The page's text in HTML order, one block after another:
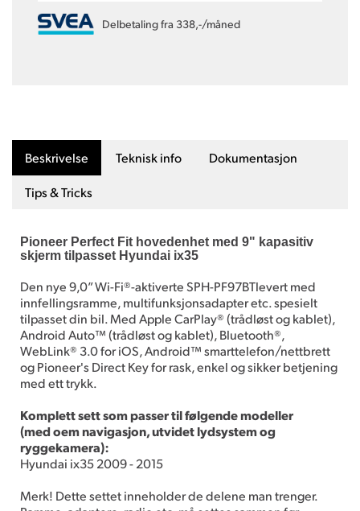
Delbetaling fra 338,-/måned
Beskrivelse Teknisk info Dokumentasjon
Tips & Tricks
Pioneer Perfect Fit hovedenhet med 9" kapasitiv
skjerm tilpasset Hyundai ix35
Den nye 9,0” Wi-Fi®-aktiverte SPH-PF97BTlevert med
innfellingsramme, multifunksjonsadapter etc. spesielt
tilpasset din bil. Med Apple CarPlay® (trådløst og kablet),
Android Auto™ (trådløst og kablet), Bluetooth®,
WebLink® 3.0 for iOS, Android™ smarttelefon/nettbrett
og Pioneer's Direct Key for rask, enkel og sikker betjening
med ett trykk.
Komplett sett som passer til følgende modeller
(med oem navigasjon, utvidet lydsystem og
ryggekamera):
Hyundai ix35 2009 - 2015
Merk! Dette settet inneholder de delene man trenger.